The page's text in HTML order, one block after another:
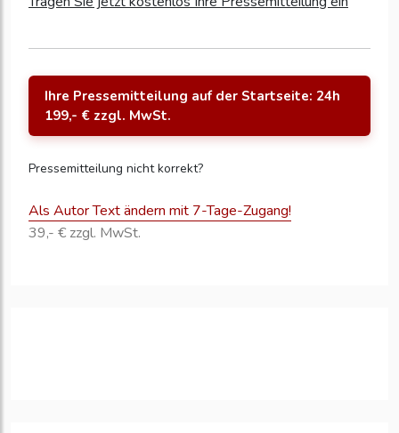
Ihre Pressemitteilung auf der Startseite: 24h
199,- € zzgl. MwSt.
Pressemitteilung nicht korrekt?
Als Autor Text ändern mit 7-Tage-Zugang!
39,- € zzgl. MwSt.